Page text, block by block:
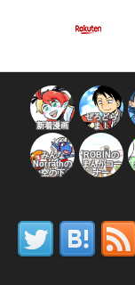
新着漫画
ぜろどら
ま！
みんな
Norrathの
空の下
ROBINの
まんがコー
ナー